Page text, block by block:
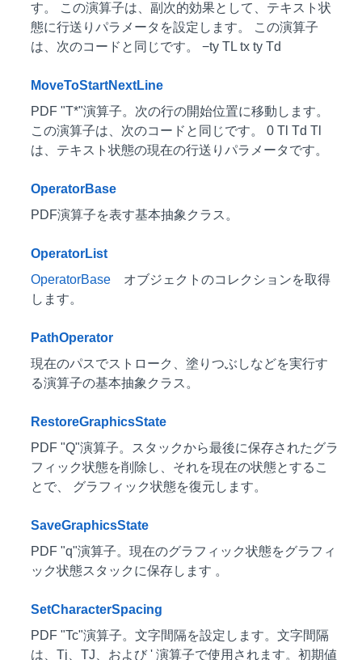
す。 この演算子は、副次的効果として、テキスト状
態に行送りパラメータを設定します。 この演算子
は、次のコードと同じです。 −ty TL tx ty Td
MoveToStartNextLine
PDF "T*"演算子。次の行の開始位置に移動します。
この演算子は、次のコードと同じです。 0 Tl Td Tl
は、テキスト状態の現在の行送りパラメータです。
OperatorBase
PDF演算子を表す基本抽象クラス。
OperatorList
OperatorBase オブジェクトのコレクションを取得
します。
PathOperator
現在のパスでストローク、塗りつぶしなどを実行す
る演算子の基本抽象クラス。
RestoreGraphicsState
PDF "Q"演算子。スタックから最後に保存されたグラ
フィック状態を削除し、それを現在の状態とするこ
とで、 グラフィック状態を復元します。
SaveGraphicsState
PDF "q"演算子。現在のグラフィック状態をグラフィ
ック状態スタックに保存します 。
SetCharacterSpacing
PDF "Tc"演算子。文字間隔を設定します。文字間隔
は、Tj、TJ、および ' 演算子で使用されます。初期値